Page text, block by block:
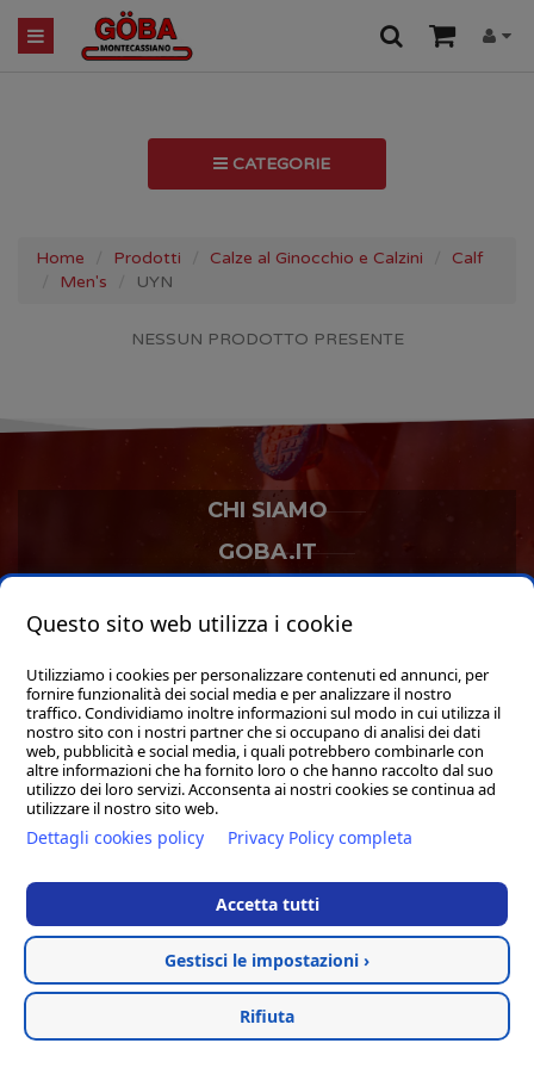
CATEGORIE
Home Prodotti Calze al Ginocchio e Calzini
Calf
Men's
UYN
NESSUN PRODOTTO PRESENTE
CHI SIAMO
GOBA.IT
Hosted & created by Clion
Questo sito web utilizza i cookie
Utilizziamo i cookies per personalizzare contenuti ed annunci, per
fornire funzionalità dei social media e per analizzare il nostro
traffico. Condividiamo inoltre informazioni sul modo in cui utilizza il
nostro sito con i nostri partner che si occupano di analisi dei dati
web, pubblicità e social media, i quali potrebbero combinarle con
altre informazioni che ha fornito loro o che hanno raccolto dal suo
utilizzo dei loro servizi. Acconsenta ai nostri cookies se continua ad
utilizzare il nostro sito web.
Dettagli cookies policy Privacy Policy completa
Accetta tutti
Gestisci le impostazioni ›
Rifiuta